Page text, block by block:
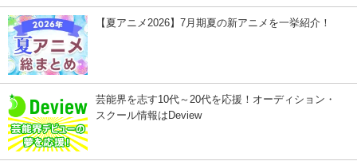
【夏アニメ2026】7月期夏の新アニメを一挙紹介！
芸能界を志す10代～20代を応援！オーディション・
スクール情報はDeview